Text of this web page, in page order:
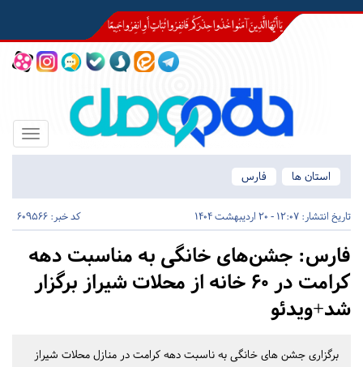
Toggle
استان ها
فارس
تاریخ انتشار: 12:07 - 20 اردیبهشت 1404 کد خبر: 609566
فارس: جشن‌های خانگی به مناسبت دهه
کرامت در 60 خانه از محلات شیراز برگزار
شد+ویدئو
برگزاری جشن های خانگی به ناسبت دهه کرامت در منازل محلات شیراز